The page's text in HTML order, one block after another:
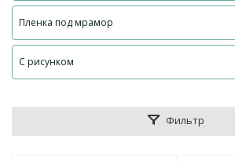
Пленка под мрамор
С рисунком
Фильтр